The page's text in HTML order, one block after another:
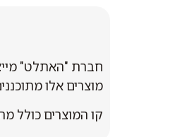
חברת "האתלט"
מוצרים אלו
קו המוצרים כולל